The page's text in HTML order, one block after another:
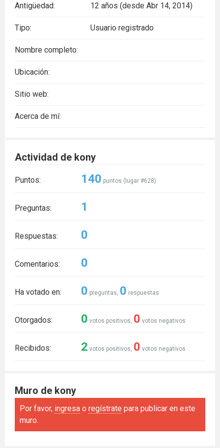
Antigüedad: 12 años (desde Abr 14, 2014)
Tipo: Usuario registrado
Nombre completo:
Ubicación:
Sitio web:
Acerca de mí:
Actividad de kony
Puntos: 140 puntos (lugar #628)
Preguntas: 1
Respuestas: 0
Comentarios: 0
Ha votado en: 0 preguntas, 0 respuestas
Otorgados: 0 votos positivos, 0 votos negativos
Recibidos: 2 votos positivos, 0 votos negativos
Muro de kony
Por favor, ingresa o regístrate para publicar en este
muro.